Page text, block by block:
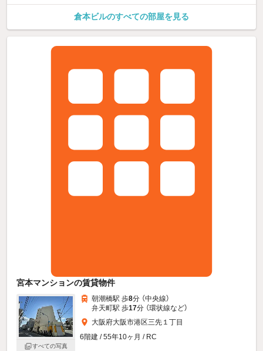
倉本ビルのすべての部屋を見る
宮本マンションの賃貸物件
すべての写真
朝潮橋駅 歩8分 （中央線）
弁天町駅 歩17分 （環状線など）
大阪府大阪市港区三先１丁目
6階建 / 55年10ヶ月 / RC